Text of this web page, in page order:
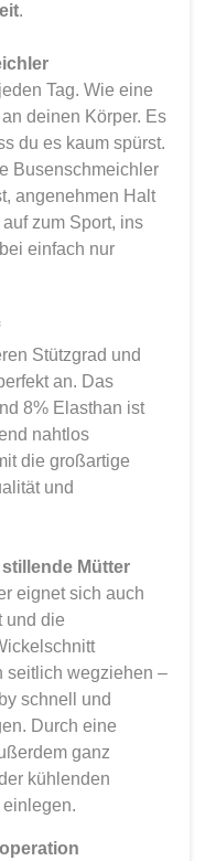
.
Tag. Wie eine
deinen Körper. Es
du es kaum spürst.
Busenschmeichler
angenehmen Halt
zum Sport, ins
einfach nur
Stützgrad und
an. Das
8% Elasthan ist
nahtlos
die großartige
und
Mütter
eignet sich auch
und die
seitlich wegziehen –
schnell und
Durch eine
ganz
kühlenden